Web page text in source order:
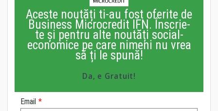
Aceste noutăți ti-au fost oferite de
Business Microcredit IFN. Înscrie-
te și pentru alte noutăți social-
economice pe care nimeni nu vrea
să ți le spună!
Da, e Gratuit!
Email *